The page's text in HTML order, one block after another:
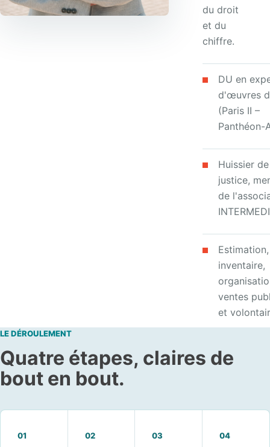
du droit
et du
chiffre.
DU en
d'œuvres
(Paris II –
Panthéon-
Huissier de
justice,
de
Estimation,
inventaire,
ventes
et
LE DÉROULEMENT
Quatre étapes, claires de
bout en bout.
01 02 03 04